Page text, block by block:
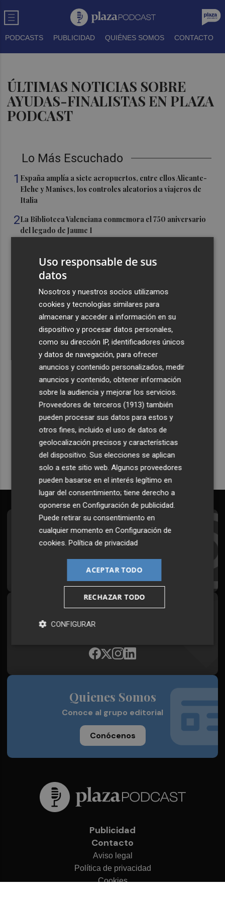
PODCASTS PUBLICIDAD QUIÉNES SOMOS CONTACTO
ÚLTIMAS NOTICIAS SOBRE
AYUDAS-FINALISTAS EN PLAZA
PODCAST
Lo Más Escuchado
1 España amplía a siete aeropuertos, entre ellos Alicante-
Elche y Manises, los controles aleatorios a viajeros de
Italia
2La Biblioteca Valenciana conmemora el 750 aniversario
del legado de Jaume I
vuelve a abrazar en las playas por el Mar Menor
Levantan el confinamiento del municipio castellonense
de Sierra Engarcerán por el incendio
Juan Tallón, Marta Jiménez Serrano o Juan Evaristo Valls
Boix, protagonistas de la programación de agosto de
Entre Libros en Benicàssim
Recibe toda la actualidad de
Plaza Podcast en tu correo
Quiero suscribirme
Suscríbete al Boletín
Todos los días a primera hora en tu email
¡Quiero suscribirme!
Síguenos en redes
Plaza Podcast, desde cualquier medio
Quienes Somos
Conoce al grupo editorial
Conócenos
Publicidad
Contacto
Aviso legal
Política de privacidad
Cookies
Uso responsable de sus
datos
Nosotros y nuestros socios utilizamos
cookies y tecnologías similares para
almacenar y acceder a información en su
dispositivo y procesar datos personales,
como su dirección IP, identificadores únicos
y datos de navegación, para ofrecer
anuncios y contenido personalizados, medir
anuncios y contenido, obtener información
sobre la audiencia y mejorar los servicios.
Proveedores de terceros (1913) también
pueden procesar sus datos para estos y
otros fines, incluido el uso de datos de
geolocalización precisos y características
del dispositivo. Sus elecciones se aplican
solo a este sitio web. Algunos proveedores
pueden basarse en el interés legítimo en
lugar del consentimiento; tiene derecho a
oponerse enConfiguración de publicidad.
Puede retirar su consentimiento en
cualquier momento enConfiguración de
cookies.Política de privacidad
ACEPTAR TODO
RECHAZAR TODO
CONFIGURAR